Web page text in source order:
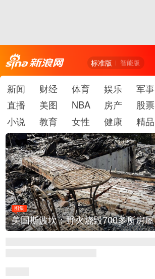
标准版 智能版
新闻 财经 体育 娱乐 军事
直播
美图 NBA 房产 股票
小说
教育 女性 健康 精品
图集
美国斯波坎：野火烧毁700多所房屋